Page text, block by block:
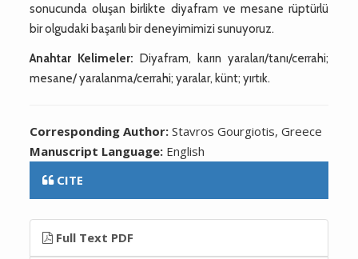
sonucunda oluşan birlikte diyafram ve mesane rüptürlü
bir olgudaki başarılı bir deneyimimizi sunuyoruz.
Anahtar Kelimeler: Diyafram, karın yaraları/tanı/cerrahi;
mesane/ yaralanma/cerrahi; yaralar, künt; yırtık.
Corresponding Author:Stavros Gourgiotis, Greece
Manuscript Language: English
CITE
Full Text PDF